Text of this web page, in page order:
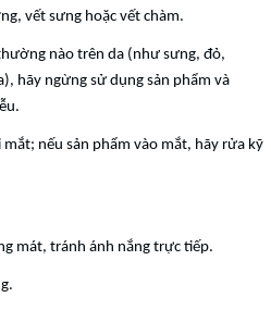
vết sưng hoặc vết chàm.
nào trên da (như sưng, đỏ,
hãy ngừng sử dụng sản phẩm và
nếu sản phẩm vào mắt, hãy rửa kỹ
mát, tránh ánh nắng trực tiếp.